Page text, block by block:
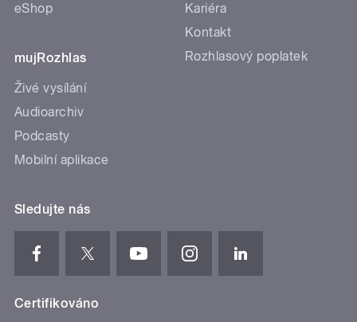
eShop
mujRozhlas
Živé vysílání
Audioarchiv
Podcasty
Mobilní aplikace
Kariéra
Kontakt
Rozhlasový poplatek
Sledujte nás
Certifikováno